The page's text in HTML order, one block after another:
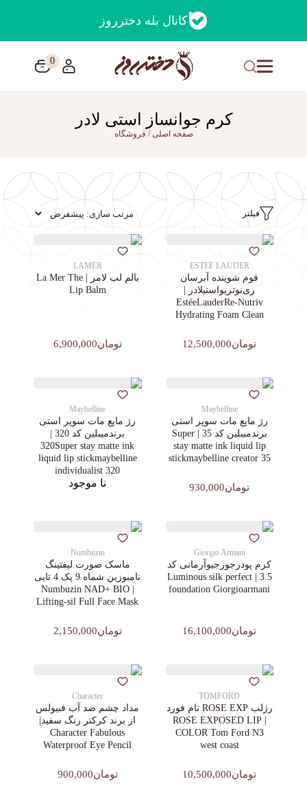
کانال بله دخترروز
0
کرم جوانساز استی لادر
صفحه اصلی/ فروشگاه
فیلتر
ESTEE LAUDER
فوم شوینده آبرسان
ری‌نوتریواستیلادر |
EstéeLauderRe-Nutriv
Hydrating Foam Clean
تومان12,500,000
LAMER
بالم لب لامر | La Mer The
Lip Balm
تومان6,900,000
Maybelline
رژ مایع مات سوپر استی‌
برندمیبلین کد 35 | Super
stay matte ink liquid lip
stickmaybelline creator 35
تومان930,000
Maybelline
رژ مایع مات سوپر استی‌
برندمیبلین کد 320 |
320Super stay matte ink
liquid lip stickmaybelline
individualist 320
نا موجود
Giorgio Armani
کرم پودرجورجیوآرمانی کد
3.5 | Luminous silk perfect
foundation Giorgioarmani
تومان16,100,000
Numbuzin
ماسک صورت لیفتینگ
نامبوزین شماه 9 پک 4 تایی
| Numbuzin NAD+ BIO
Lifting-sil Full Face Mask
تومان2,150,000
TOMFORD
رژلب ROSE EXP تام فورد
| ROSE EXPOSED LIP
COLOR Tom Ford N3
west coast
تومان10,500,000
Character
مداد چشم ضد آب فبیولس
از برند کرکتر رنگ سفید|
Character Fabulous
Waterproof Eye Pencil
تومان900,000